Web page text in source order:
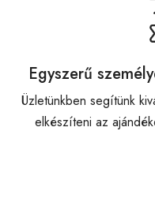
Egyszerű
Üzletünkben segítünk
elkészíteni az